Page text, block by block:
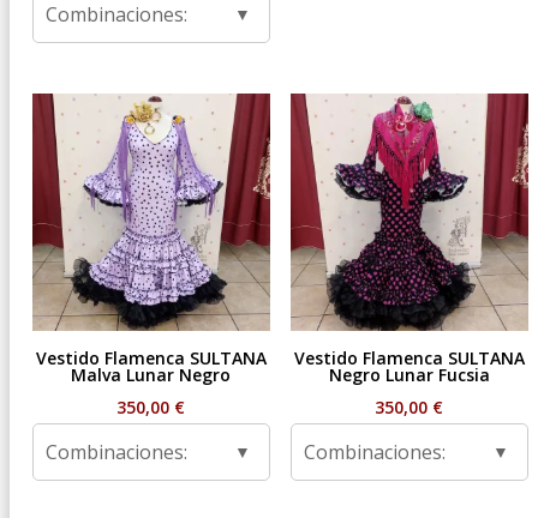
59,95 €
hasta
99,95 €
Combinaciones:
Vestido Flamenca SULTANA
Malva Lunar Negro
350,00 €
Combinaciones:
Vestido Flamenca SULTANA
Negro Lunar Fucsia
350,00 €
Combinaciones: